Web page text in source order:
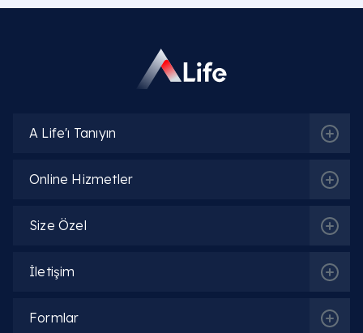
A Life'ı Tanıyın
Online Hizmetler
Size Özel
İletişim
Formlar